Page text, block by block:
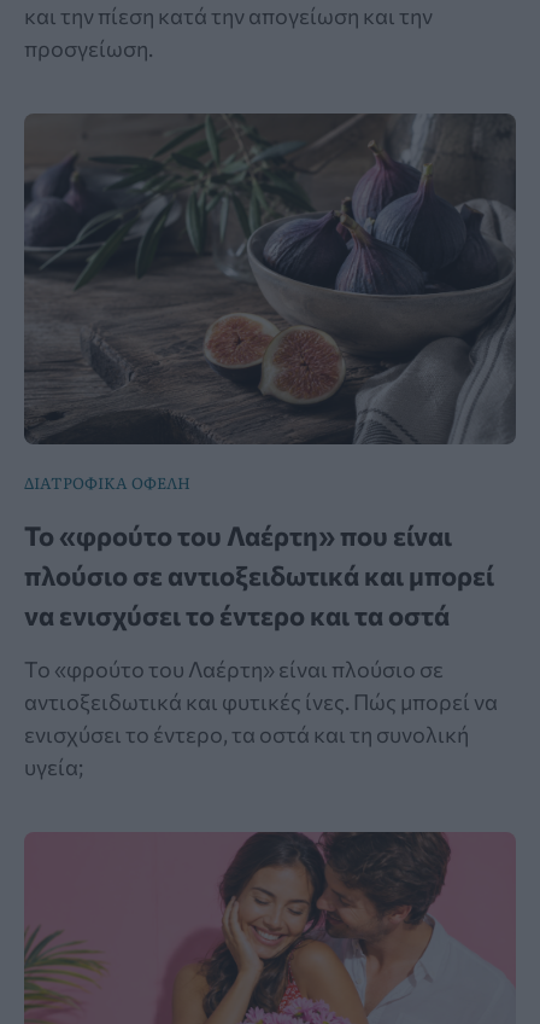
και την πίεση κατά την απογείωση και την
προσγείωση.
ΔΙΑΤΡΟΦΙΚΑ ΟΦΕΛΗ
Το «φρούτο του Λαέρτη» που είναι
πλούσιο σε αντιοξειδωτικά και μπορεί
να ενισχύσει το έντερο και τα οστά
Το «φρούτο του Λαέρτη» είναι πλούσιο σε
αντιοξειδωτικά και φυτικές ίνες. Πώς μπορεί να
ενισχύσει το έντερο, τα οστά και τη συνολική
υγεία;